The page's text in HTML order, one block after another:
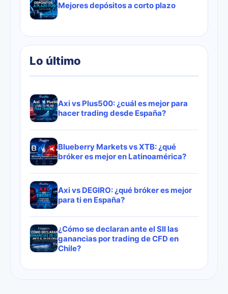
Mejores depósitos a corto plazo
Lo último
Axi vs Plus500: ¿cuál es mejor para
hacer trading desde España?
Blueberry Markets vs XTB: ¿qué
bróker es mejor en Latinoamérica?
Axi vs DEGIRO: ¿qué bróker es mejor
para ti en España?
¿Cómo se declaran ante el SII las
ganancias por trading de CFD en
Chile?